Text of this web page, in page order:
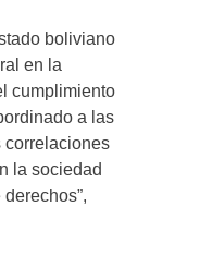
boliviano
en la
cumplimiento
a las
correlaciones
la sociedad